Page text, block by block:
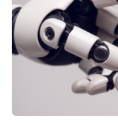
sowie die KI-gestützte
die Entwicklung eines
Assistenzsystems, das
kontinuierlich erfasst,
und in Notfällen